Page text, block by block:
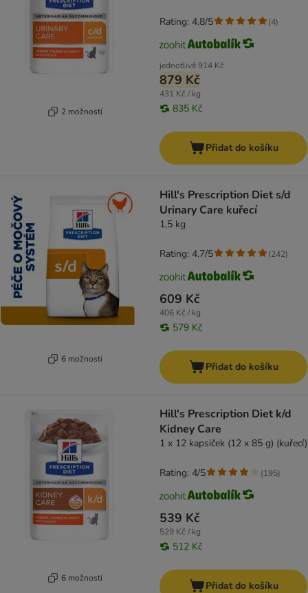
2 možností
jednotlivě914 Kč
879 Kč
431 Kč / kg
835 Kč
Rating: 4.8/5 (4)
Přidat do košíku
6 možností
Hill's Prescription Diet s/d
Urinary Care kuřecí
1,5 kg
609 Kč
406 Kč / kg
579 Kč
Rating: 4.7/5 (242)
Přidat do košíku
6 možností
Hill's Prescription Diet k/d
Kidney Care
1 x 12 kapsiček (12 x 85 g) (kuřecí)
539 Kč
529 Kč / kg
512 Kč
Rating: 4/5 (195)
Přidat do košíku